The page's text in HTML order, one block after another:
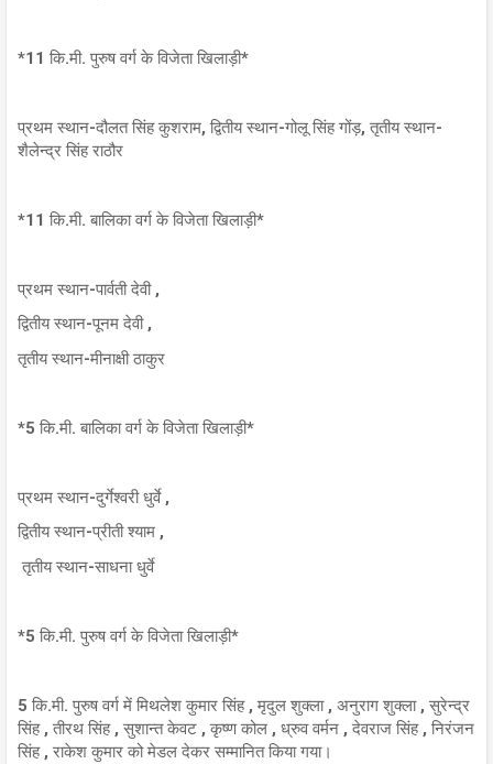
*11 कि.मी. पुरुष वर्ग के विजेता खिलाड़ी*
प्रथम स्थान-दौलत सिंह कुशराम, द्वितीय स्थान-गोलू सिंह गोंड़, तृतीय स्थान-
शैलेन्द्र सिंह राठौर
*11 कि.मी. बालिका वर्ग के विजेता खिलाड़ी*
प्रथम स्थान-पार्वती देवी ,
द्वितीय स्थान-पूनम देवी ,
तृतीय स्थान-मीनाक्षी ठाकुर
*5 कि.मी. बालिका वर्ग के विजेता खिलाड़ी*
प्रथम स्थान-दुर्गेश्‍वरी धुर्वे ,
द्वितीय स्थान-प्रीती श्याम ,
तृतीय स्थान-साधना धुर्वे
*5 कि.मी. पुरुष वर्ग के विजेता खिलाड़ी*
5 कि.मी. पुरुष वर्ग में मिथलेश कुमार सिंह , मृदुल शुक्ला , अनुराग शुक्ला , सुरेन्द्र
सिंह , तीरथ सिंह , सुशान्त केवट , कृष्ण कोल , ध्रुव वर्मन , देवराज सिंह , निरंजन
सिंह , राकेश कुमार को मेडल देकर सम्मानित किया गया।